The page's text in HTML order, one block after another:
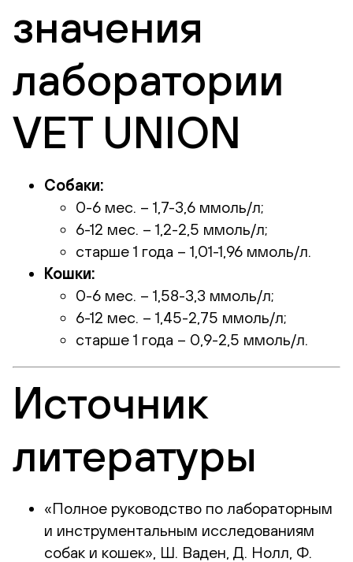
значения
лаборатории
VET UNION
Собаки:
0-6 мес. – 1,7-3,6 ммоль/л;
6-12 мес. – 1,2-2,5 ммоль/л;
старше 1 года – 1,01-1,96 ммоль/л.
Кошки:
0-6 мес. – 1,58-3,3 ммоль/л;
6-12 мес. – 1,45-2,75 ммоль/л;
старше 1 года – 0,9-2,5 ммоль/л.
Источник
литературы
«Полное руководство по лабораторным
и инструментальным исследованиям
собак и кошек», Ш. Ваден, Д. Нолл, Ф.